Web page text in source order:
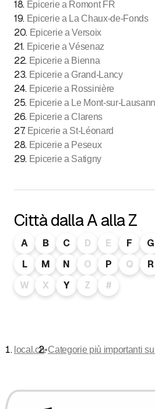
18. Epicerie a Romont FR
19. Epicerie a La Chaux-de-Fonds
20. Epicerie a Versoix
21. Epicerie a Vésenaz
22. Epicerie a Bienna
23. Epicerie a Grand-Lancy
24. Epicerie a Rossinière
25. Epicerie a Le Mont-sur-
26. Epicerie a Clarens
27. Epicerie a St-Léonard
28. Epicerie a Peseux
29. Epicerie a Satigny
Città dalla A alla Z
A B C D E F G
L
M N O P Q R
W
X Y Z #
local.ch•Categorie più importanti